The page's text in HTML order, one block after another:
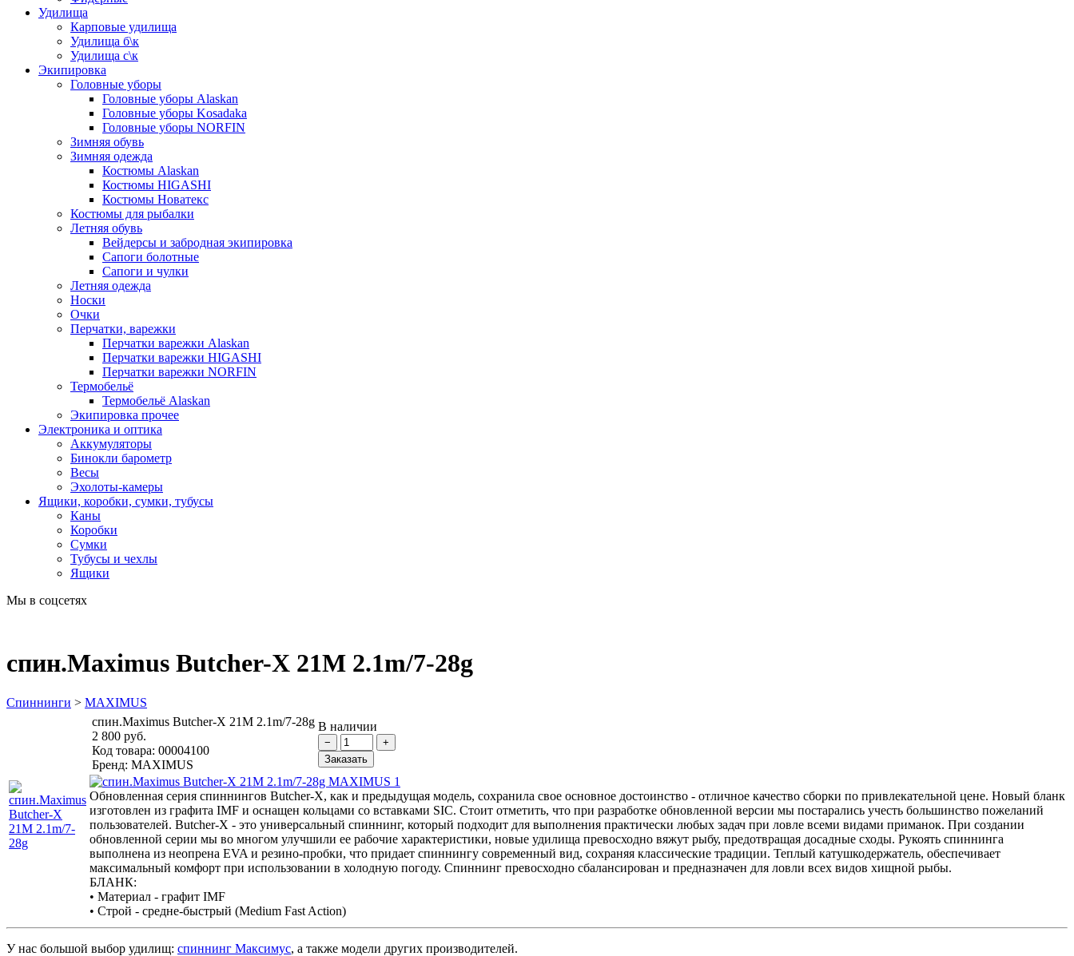
Удилища
Карповые удилища
Удилища б\к
Удилища с\к
Экипировка
Головные уборы
Головные уборы Alaskan
Головные уборы Kosadaka
Головные уборы NORFIN
Зимняя обувь
Зимняя одежда
Костюмы Alaskan
Костюмы HIGASHI
Костюмы Новатекс
Костюмы для рыбалки
Летняя обувь
Вейдерсы и забродная экипировка
Сапоги болотные
Сапоги и чулки
Летняя одежда
Носки
Очки
Перчатки, варежки
Перчатки варежки Alaskan
Перчатки варежки HIGASHI
Перчатки варежки NORFIN
Термобельё
Термобельё Alaskan
Экипировка прочее
Электроника и оптика
Аккумуляторы
Бинокли барометр
Весы
Эхолоты-камеры
Ящики, коробки, сумки, тубусы
Каны
Коробки
Сумки
Тубусы и чехлы
Ящики
Мы в соцсетях
спин.Maximus Butcher-X 21M 2.1m/7-28g
Спиннинги > MAXIMUS
спин.Maximus Butcher-X 21M 2.1m/7-28g
2 800 руб.
Код товара: 00004100
Бренд: MAXIMUS
В наличии
Обновленная серия спиннингов Butcher-X, как и предыдущая модель, сохранила свое основное достоинство - отличное качество сборки по привлекательной цене. Новый бланк
изготовлен из графита IMF и оснащен кольцами со вставками SIC. Стоит отметить, что при разработке обновленной версии мы постарались учесть большинство пожеланий
пользователей. Butcher-Х - это универсальный спиннинг, который подходит для выполнения практически любых задач при ловле всеми видами приманок. При создании
обновленной серии мы во многом улучшили ее рабочие характеристики, новые удилища превосходно вяжут рыбу, предотвращая досадные сходы. Рукоять спиннинга
выполнена из неопрена EVA и резино-пробки, что придает спиннингу современный вид, сохраняя классические традиции. Теплый катушкодержатель, обеспечивает
максимальный комфорт при использовании в холодную погоду. Спиннинг превосходно сбалансирован и предназначен для ловли всех видов хищной рыбы.
БЛАНК:
• Материал - графит IMF
• Строй - средне-быстрый (Medium Fast Action)
У нас большой выбор удилищ: спиннинг Максимус, а также модели других производителей.